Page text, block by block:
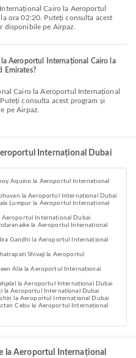
ora 02:20. Puteți consulta acest
disponibile pe Airpaz.
la Aeroportul Internațional Cairo la
Emirates?
consulta acest program și
pe Airpaz.
Internațional Dubai
Aquino la Aeroportul Internațional
la Aeroportul Internațional Dubai
Lumpur la Aeroportul Internațional
Aeroportul Internațional Dubai
la Aeroportul Internațional
Gandhi la Aeroportul Internațional
Shivaji la Aeroportul
Alia la Aeroportul Internațional
la Aeroportul Internațional Dubai
la Aeroportul Internațional Dubai
la Aeroportul Internațional Dubai
Cebu la Aeroportul Internațional
la Aeroportul Internațional